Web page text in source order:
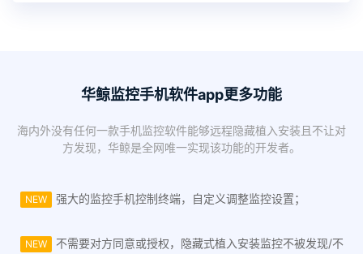
华鲸监控手机软件app更多功能
海内外没有任何一款手机监控软件能够远程隐藏植入安装且不让对
方发现，华鲸是全网唯一实现该功能的开发者。
NEW 强大的监控手机控制终端，自定义调整监控设置；
NEW
不需要对方同意或授权，隐藏式植入安装监控不被发现/不